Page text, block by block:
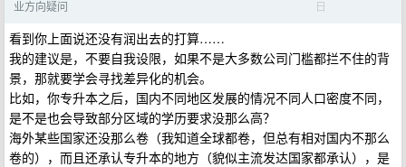
业方向疑问
日
看到你上面说还没有润出去的打算……
我的建议是，不要自我设限，如果不是大多数公司门槛都拦不住的背
景，那就要学会寻找差异化的机会。
比如，你专升本之后，国内不同地区发展的情况不同人口密度不同，
是不是也会导致部分区域的学历要求没那么高？
海外某些国家还没那么卷（我知道全球都卷，但总有相对国内不那么
卷的），而且还承认专升本的地方（貌似主流发达国家都承认），是